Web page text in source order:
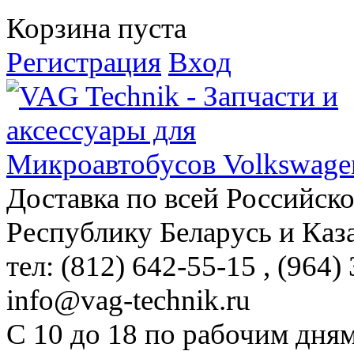
Корзина пуста
Регистрация Вход
Доставка по всей
Республику Беларусь и
тел: (812) 642-55-15 , (964)
info@vag-technik.ru
С 10 до 18 по рабочим